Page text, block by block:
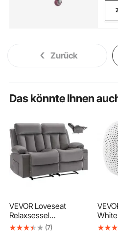
Zurück
Das könnte Ihnen
VEVOR Loveseat
Relaxsessel
elektrische Liegecouch
(7)
21